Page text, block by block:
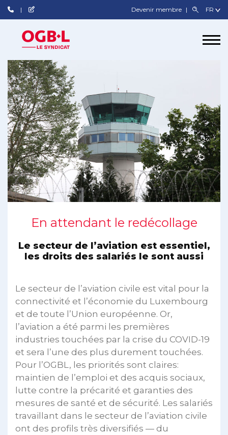
Devenir membre
En attendant le redécollage
Le secteur de l’aviation est essentiel,
les droits des salariés le sont aussi
Le secteur de l’aviation civile est vital pour la
connectivité et l’économie du Luxembourg
et de toute l’Union européenne. Or,
l’aviation a été parmi les premières
industries touchées par la crise du COVID-19
et sera l’une des plus durement touchées.
Pour l’OGBL, les priorités sont claires:
maintien de l’emploi et des acquis sociaux,
lutte contre la précarité et garanties des
mesures de santé et de sécurité. Les salariés
travaillant dans le secteur de l’aviation civile
ont des profils très diversifiés — du